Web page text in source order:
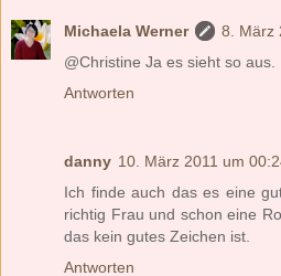
Michaela Werner
8. März
@Christine Ja es sieht so aus.
Antworten
danny 10. März 2011 um
Ich finde auch das es eine
richtig Frau und schon eine
das kein gutes Zeichen ist.
Antworten